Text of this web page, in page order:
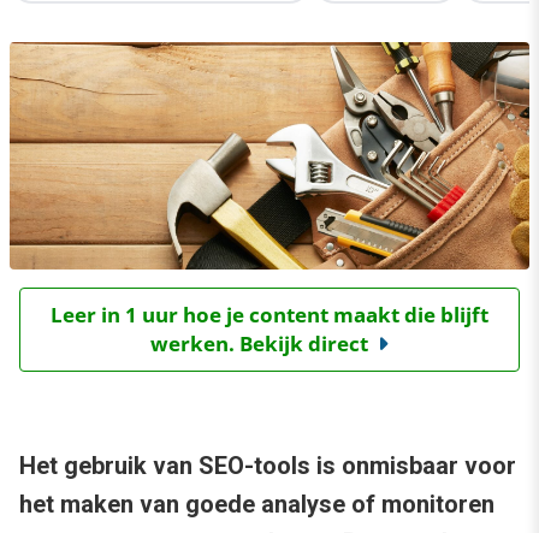
Leer in 1 uur hoe je content maakt die blijft
werken. Bekijk direct
Het gebruik van SEO-tools is onmisbaar voor
het maken van goede analyse of monitoren